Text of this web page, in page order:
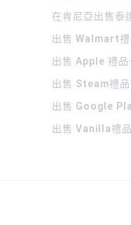
在肯尼亞出售泰
出售 Walmart禮
出售 Apple 禮品
出售 Steam禮品
出售 Google
出售 Vanilla禮